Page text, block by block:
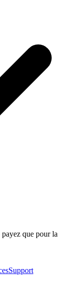
payez que pour la
Support